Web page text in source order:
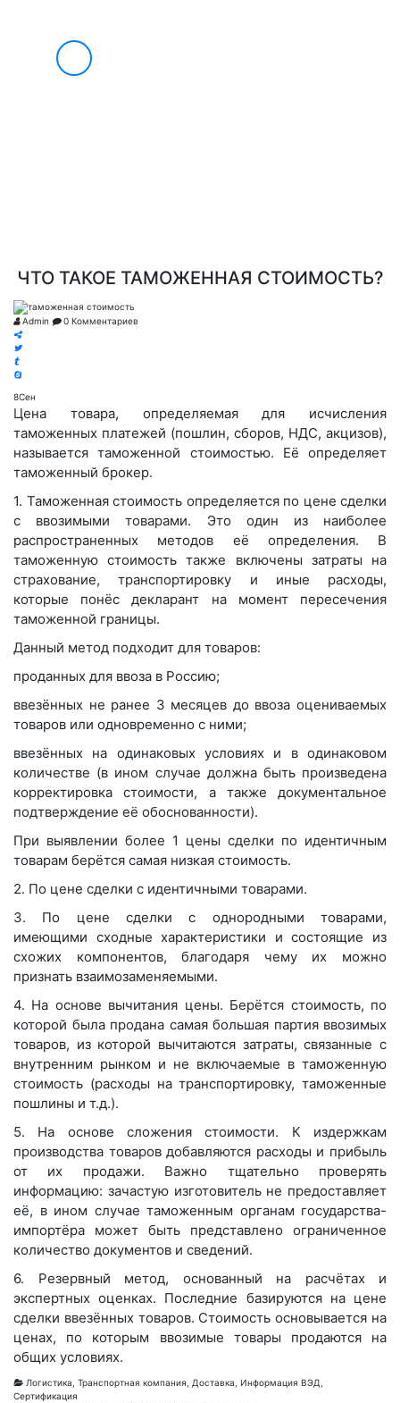
ЧТО ТАКОЕ ТАМОЖЕННАЯ СТОИМОСТЬ?
Admin 0 Комментариев
8Сен
Цена товара, определяемая для исчисления
таможенных платежей (пошлин, сборов, НДС, акцизов),
называется таможенной стоимостью. Её определяет
таможенный брокер.
1. Таможенная стоимость определяется по цене сделки
с ввозимыми товарами. Это один из наиболее
распространенных методов её определения. В
таможенную стоимость также включены затраты на
страхование, транспортировку и иные расходы,
которые понёс декларант на момент пересечения
таможенной границы.
Данный метод подходит для товаров:
проданных для ввоза в Россию;
ввезённых не ранее 3 месяцев до ввоза оцениваемых
товаров или одновременно с ними;
ввезённых на одинаковых условиях и в одинаковом
количестве (в ином случае должна быть произведена
корректировка стоимости, а также документальное
подтверждение её обоснованности).
При выявлении более 1 цены сделки по идентичным
товарам берётся самая низкая стоимость.
2. По цене сделки с идентичными товарами.
3. По цене сделки с однородными товарами,
имеющими сходные характеристики и состоящие из
схожих компонентов, благодаря чему их можно
признать взаимозаменяемыми.
4. На основе вычитания цены. Берётся стоимость, по
которой была продана самая большая партия ввозимых
товаров, из которой вычитаются затраты, связанные с
внутренним рынком и не включаемые в таможенную
стоимость (расходы на транспортировку, таможенные
пошлины и т.д.).
5. На основе сложения стоимости. К издержкам
производства товаров добавляются расходы и прибыль
от их продажи. Важно тщательно проверять
информацию: зачастую изготовитель не предоставляет
её, в ином случае таможенным органам государства-
импортёра может быть представлено ограниченное
количество документов и сведений.
6. Резервный метод, основанный на расчётах и
экспертных оценках. Последние базируются на цене
сделки ввезённых товаров. Стоимость основывается на
ценах, по которым ввозимые товары продаются на
общих условиях.
Логистика Транспортная компания Доставка Информация ВЭД
Сертификация